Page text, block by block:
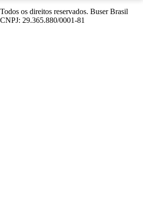
os direitos reservados. Buser Brasil
29.365.880/0001-81